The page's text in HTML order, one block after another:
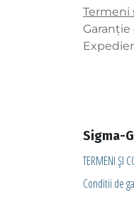
Termeni
Garanție
Sigma-
TERMENI ȘI
Conditii de